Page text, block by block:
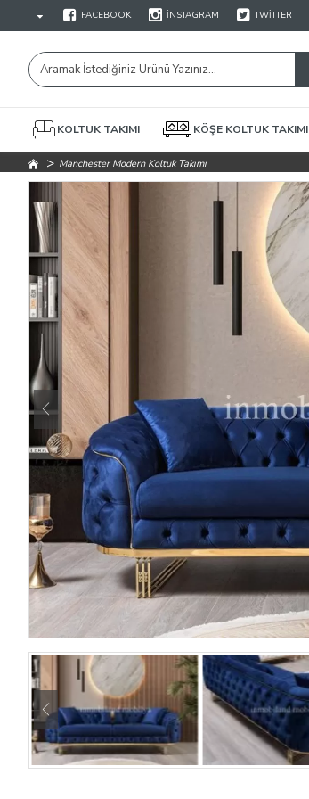
FACEBOOK İNSTAGRAM TWITTER
KOLTUK TAKIMI KÖŞE KOLTUK TAKIMI
Manchester Modern Koltuk Takımı